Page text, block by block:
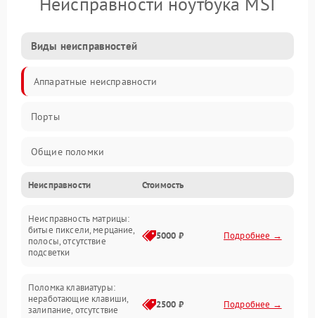
Виды неисправностей
Аппаратные неисправности
Порты
Общие поломки
Устройства
Программные ошибки
Электрические и системные сбои
Интерфейсные проблемы
Неисправности Стоимость
Неисправность матрицы:
битые пиксели, мерцание,
полосы, отсутствие
подсветки
5000 ₽ Подробнее →
Поломка клавиатуры:
неработающие клавиши,
залипание, отсутствие
2500 ₽ Подробнее →